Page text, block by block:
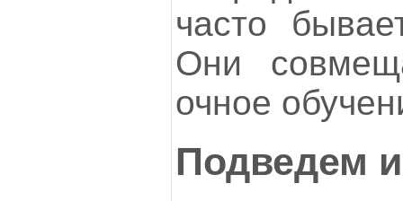
часто
Они
очное
Подведем